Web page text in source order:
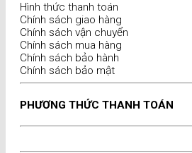
Hình thức thanh toán
Chính sách giao hàng
Chính sách vận chuyển
Chính sách mua hàng
Chính sách bảo hành
Chính sách bảo mật
PHƯƠNG THỨC THANH TOÁN